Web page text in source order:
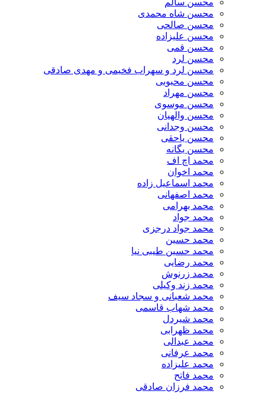
محسن شاه محمدی
محسن صالحی
محسن علیزاده
محسن قمی
محسن لرد
محسن لرد و سهراب فخیمی و مهدی صادقی
محسن محبوبی
محسن مهراد
محسن موسوی
محسن والهیان
محسن وجدانی
محسن یاحقی
محسن یگانه
محمد اچ اف
محمد اخوان
محمد اسماعیل زاده
محمد اصفهانی
محمد بهرامی
محمد جواد
محمد جواد درجزی
محمد حسین
محمد حسین طیبی نیا
محمد رضایی
محمد زرنوش
محمد زند وکیلی
محمد شعبانی و سجاد سیف
محمد شهاب قاسمی
​محمد شیردل
محمد ظهرابی
محمد عبدالی
محمد عرفانی
محمد علیزاده
محمد فاتح
محمد فرزان صادقی